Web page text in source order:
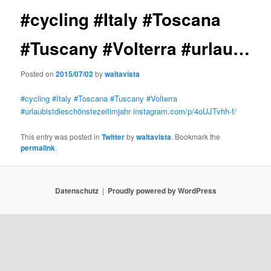
#cycling #Italy #Toscana
#Tuscany #Volterra #urlau…
Posted on2015/07/02bywaltavista
#cycling #Italy #Toscana #Tuscany #Volterra
#urlaubistdieschönstezeitimjahr instagram.com/p/4oUJTvhh-f/
This entry was posted inTwitterbywaltavista. Bookmark the
permalink.
Datenschutz Proudly powered by WordPress